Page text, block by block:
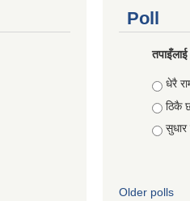
Poll
धेरै
ठिकै
सुधार
Older polls